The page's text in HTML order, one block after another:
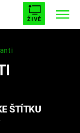
ŽIVĚ
UPÍRŮ
ŠTÍTKU